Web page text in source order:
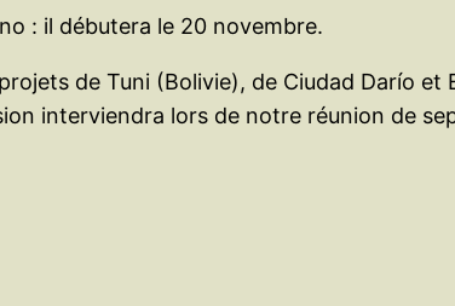
: il débutera le 20 novembre.
de Tuni (Bolivie), de Ciudad Darío et
interviendra lors de notre réunion de